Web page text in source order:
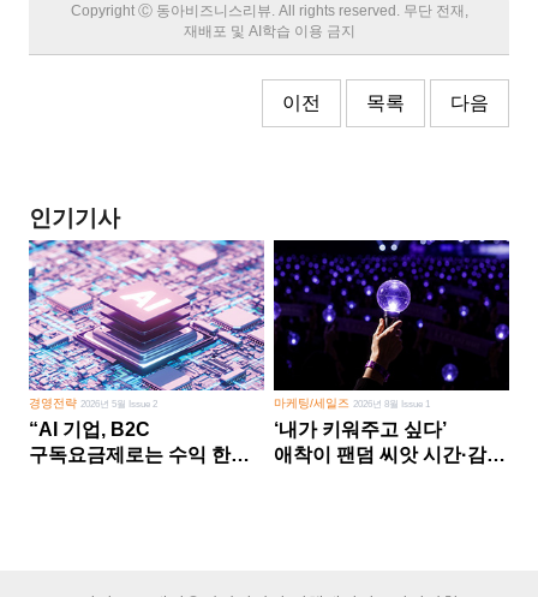
Copyright Ⓒ 동아비즈니스리뷰. All rights reserved. 무단 전재,
재배포 및 AI학습 이용 금지
이전 목록 다음
인기기사
경영전략 2026년 5월 Issue 2
“AI 기업, B2C
구독요금제로는 수익 한계
마케팅/세일즈 2026년 8월 Issue 1
‘내가 키워주고 싶다’
애착이 팬덤 씨앗 시간·감정